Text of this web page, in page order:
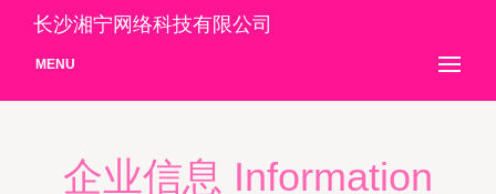
长沙湘宁网络科技有限公司
MENU
企业信息 Information